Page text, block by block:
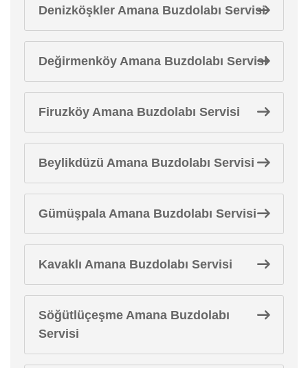
Denizköşkler Amana Buzdolabı Servisi
Değirmenköy Amana Buzdolabı Servisi
Firuzköy Amana Buzdolabı Servisi
Beylikdüzü Amana Buzdolabı Servisi
Gümüşpala Amana Buzdolabı Servisi
Kavaklı Amana Buzdolabı Servisi
Söğütlüçeşme Amana Buzdolabı
Servisi